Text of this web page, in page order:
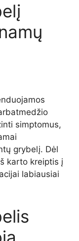
simptomus,
grybelį. Dėl
karto kreiptis į
labiausiai